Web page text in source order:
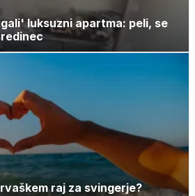
luksuzni apartma: peli, se
raj za svingerje?